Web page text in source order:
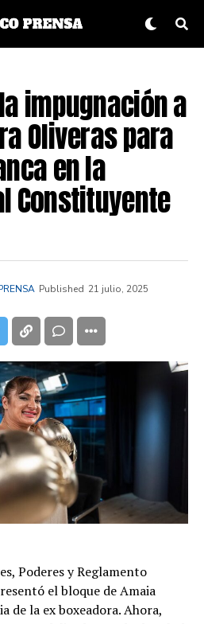
impugnación a
Oliveras para
en la
Constituyente
Published 21 julio, 2025
Poderes y Reglamento
el bloque de Amaia
de la ex boxeadora. Ahora,